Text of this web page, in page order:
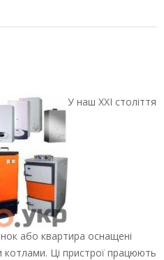
У наш XXI століття
або квартира оснащені
Ці пристрої працюють